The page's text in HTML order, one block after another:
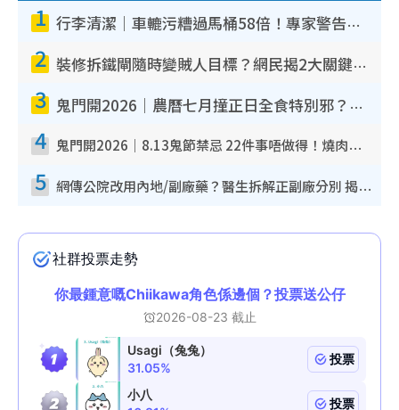
1 行李清潔｜車轆污糟過馬桶58倍！專家警告忌用酒精抹 教1招免污手除菌
2 裝修拆鐵閘隨時變賊人目標？網民揭2大關鍵用途：裝新式等於白裝？附新舊鐵閘分別
3 鬼門開2026｜農曆七月撞正日全食特別邪？專家警告切忌做一事！揭4大禁忌+2招保平安
4 鬼門開2026｜8.13鬼節禁忌 22件事唔做得！燒肉、刺身要少食？半夜勿吹口哨/打呢個電話
5 網傳公院改用內地/副廠藥？醫生拆解正副廠分別 揭4類人換藥隨時出事